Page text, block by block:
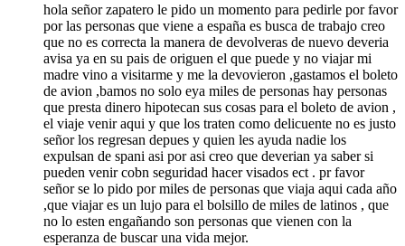
hola señor zapatero le pido un momento para pedirle por favor
por las personas que viene a españa es busca de trabajo creo
que no es correcta la manera de devolveras de nuevo deveria
avisa ya en su pais de origuen el que puede y no viajar mi
madre vino a visitarme y me la devovieron ,gastamos el boleto
de avion ,bamos no solo eya miles de personas hay personas
que presta dinero hipotecan sus cosas para el boleto de avion ,
el viaje venir aqui y que los traten como delicuente no es justo
señor los regresan depues y quien les ayuda nadie los
expulsan de spani asi por asi creo que deverian ya saber si
pueden venir cobn seguridad hacer visados ect . pr favor
señor se lo pido por miles de personas que viaja aqui cada año
,que viajar es un lujo para el bolsillo de miles de latinos , que
no lo esten engañando son personas que vienen con la
esperanza de buscar una vida mejor.